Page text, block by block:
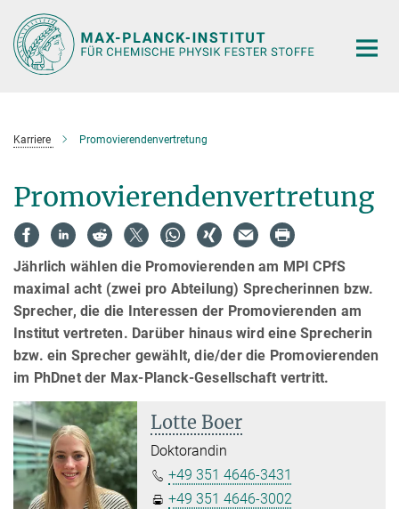
Hauptinhalt
Karriere Promovierendenvertretung
Promovierendenvertretung
Jährlich wählen die Promovierenden am MPI CPfS
maximal acht (zwei pro Abteilung) Sprecherinnen bzw.
Sprecher, die die Interessen der Promovierenden am
Institut vertreten. Darüber hinaus wird eine Sprecherin
bzw. ein Sprecher gewählt, die/der die Promovierenden
im PhDnet der Max-Planck-Gesellschaft vertritt.
Lotte Boer
Doktorandin
+49 351 4646-3431
+49 351 4646-3002